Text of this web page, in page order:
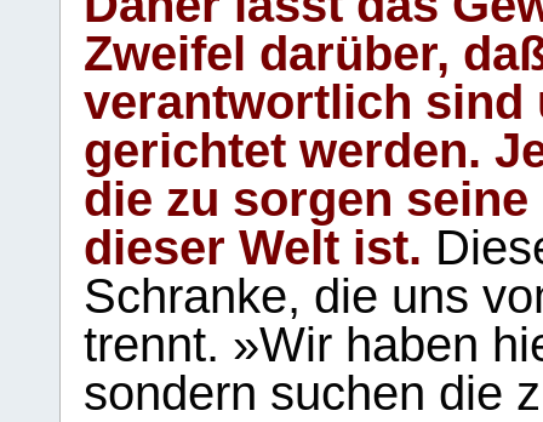
Zweifel darüber,
verantwortlich sind
gerichtet werden.
die zu sorgen
dieser Welt ist.
Schranke, die uns
trennt. »Wir haben
sondern suchen die